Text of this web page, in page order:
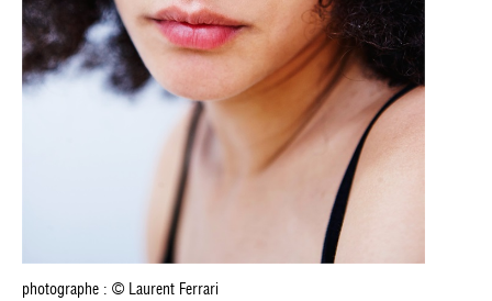
photographe : © Laurent Ferrari